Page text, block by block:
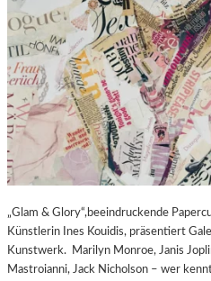
„Glam & Glory“,beeindruckende
Künstlerin Ines Kouidis, präsentiert
Kunstwerk. Marilyn Monroe, Janis
Mastroianni, Jack Nicholson – wer